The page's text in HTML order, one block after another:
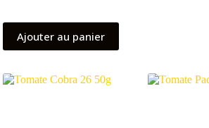
Ajouter au panier